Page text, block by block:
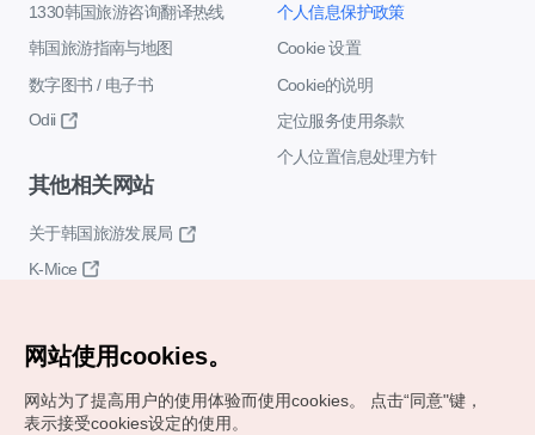
1330韩国旅游咨询翻译热线
韩国旅游指南与地图
数字图书 / 电子书
Odii
个人信息保护政策
Cookie 设置
Cookie的说明
定位服务使用条款
个人位置信息处理方针
其他相关网站
关于韩国旅游发展局
K-Mice
网站使用cookies。
网站为了提高用户的使用体验而使用cookies。
点击“同意"键，
表示接受cookies设定的使用。